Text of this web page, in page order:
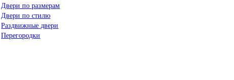
Двери по размерам
Двери по стилю
Раздвижные двери
Перегородки